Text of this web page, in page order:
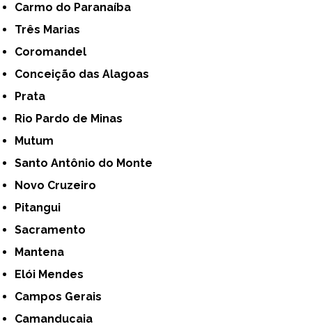
Carmo do Paranaíba
Três Marias
Coromandel
Conceição das Alagoas
Prata
Rio Pardo de Minas
Mutum
Santo Antônio do Monte
Novo Cruzeiro
Pitangui
Sacramento
Mantena
Elói Mendes
Campos Gerais
Camanducaia